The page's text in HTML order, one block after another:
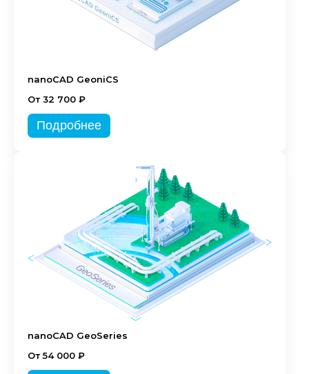
nanoCAD GeoniCS
От 32 700 ₽
Подробнее
nanoCAD GeoSeries
От 54 000 ₽